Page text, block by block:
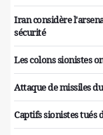
Iran considère
sécurité
Les colons sionistes
Attaque de missiles
Captifs sionistes tués